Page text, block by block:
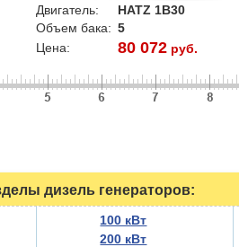
Двигатель:
HATZ 1B30
Объем бака: 5
Цена:
80 072 руб.
дизель генераторов:
100 кВт
200 кВт